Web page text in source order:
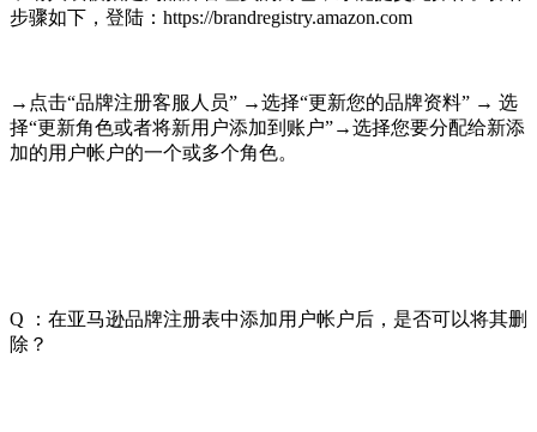
步骤如下，登陆：https://brandregistry.amazon.com
→点击“品牌注册客服人员” →选择“更新您的品牌资料” → 选
择“更新角色或者将新用户添加到账户”→选择您要分配给新添
加的用户帐户的一个或多个角色。
Q ：在亚马逊品牌注册表中添加用户帐户后，是否可以将其删
除？